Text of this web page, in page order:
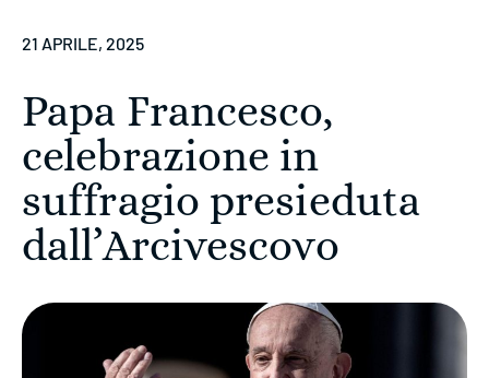
21 APRILE, 2025
Papa Francesco,
celebrazione in
suffragio presieduta
dall’Arcivescovo